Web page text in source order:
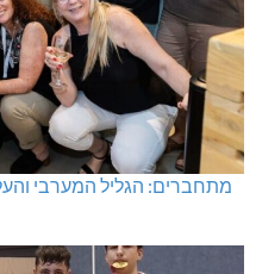
מתחברים: הגליל המערבי